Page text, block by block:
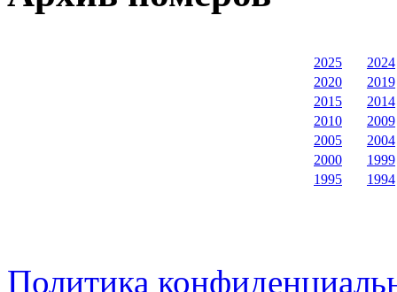
2025
2024
2020
2019
2015
2014
2010
2009
2005
2004
2000
1999
1995
1994
Политика